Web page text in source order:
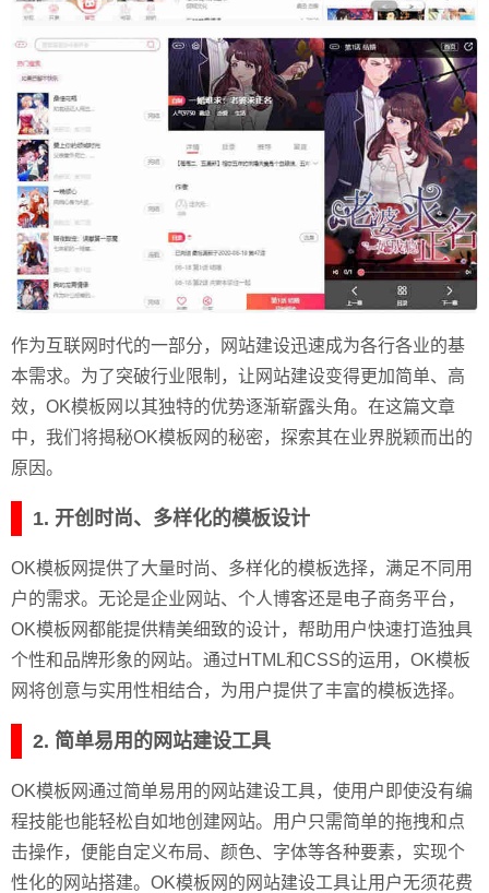
作为互联网时代的一部分，网站建设迅速成为各行各业的基
本需求。为了突破行业限制，让网站建设变得更加简单、高
效，OK模板网以其独特的优势逐渐崭露头角。在这篇文章
中，我们将揭秘OK模板网的秘密，探索其在业界脱颖而出的
原因。
1. 开创时尚、多样化的模板设计
OK模板网提供了大量时尚、多样化的模板选择，满足不同用
户的需求。无论是企业网站、个人博客还是电子商务平台，
OK模板网都能提供精美细致的设计，帮助用户快速打造独具
个性和品牌形象的网站。通过HTML和CSS的运用，OK模板
网将创意与实用性相结合，为用户提供了丰富的模板选择。
2. 简单易用的网站建设工具
OK模板网通过简单易用的网站建设工具，使用户即使没有编
程技能也能轻松自如地创建网站。用户只需简单的拖拽和点
击操作，便能自定义布局、颜色、字体等各种要素，实现个
性化的网站搭建。OK模板网的网站建设工具让用户无须花费